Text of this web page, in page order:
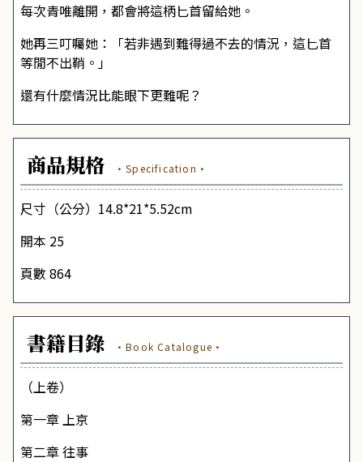
每次青唯離開，都會將這柄匕首留給她。
她再三叮囑她：「若非遇到難得過不去的情況，這匕首
等閒不出鞘。」
還有什麼情況比能眼下更難呢？
商品規格 ·Specification·
尺寸（公分）14.8*21*5.52cm
開本 25
頁數 864
書籍目錄 ·Book Catalogue·
（上卷）
第一章上京
第二章往事